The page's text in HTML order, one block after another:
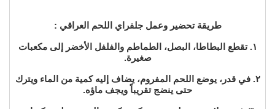
طريقة تحضير وعمل جلفراي اللحم العراقي :
١. تقطع البطاطا، البصل، الطماطم والفلفل الأخضر إلى مكعبات
صغيرة.
٢. في قدر، يوضع اللحم المفروم، يضاف إليه كمية من الماء ويترك
حتى ينضج تقريباً ويجف ماؤه.